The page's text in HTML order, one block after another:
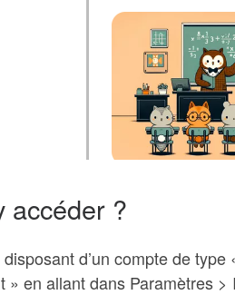
accéder ?
d’un compte de
» en allant dans Paramètres